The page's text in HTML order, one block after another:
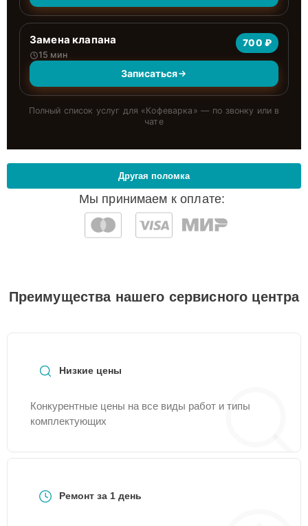
Замена клапана
15 мин
700 ₽
Записаться
Полный список услуг для «Кофеварка » — по звонку или в
чате
Мы принимаем к оплате:
Другая поломка
Преимущества нашего сервисного центра
Низкие цены
Конкурентные цены на все виды работ и типы
комплектующих
Ремонт за 1 день